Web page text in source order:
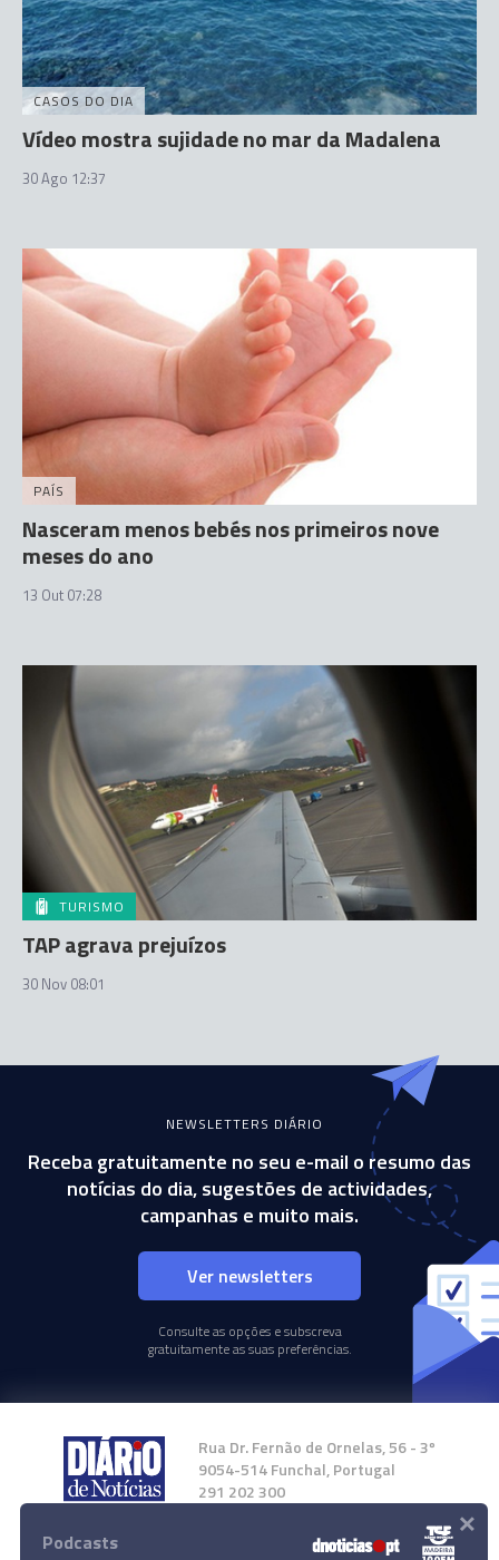
CASOS DO DIA
Vídeo mostra sujidade no mar da Madalena
30 Ago 12:37
PAÍS
Nasceram menos bebés nos primeiros nove
meses do ano
13 Out 07:28
TURISMO
TAP agrava prejuízos
30 Nov 08:01
NEWSLETTERS DIÁRIO
Receba gratuitamente no seu e-mail o resumo das
notícias do dia, sugestões de actividades,
campanhas e muito mais.
Ver newsletters
Consulte as opções e subscreva
gratuitamente as suas preferências.
Rua Dr. Fernão de Ornelas, 56 - 3º
9054-514 Funchal, Portugal
291 202 300
Instale a nossa App
Podcasts ×